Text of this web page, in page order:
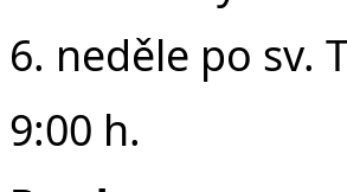
6. neděle po sv.
9:00 h.